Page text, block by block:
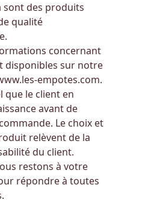
sont des produits
qualité
concernant
disponibles sur notre
empotes.com.
que le client en
avant de
Le choix et
relèvent de la
du client.
restons à votre
répondre à toutes